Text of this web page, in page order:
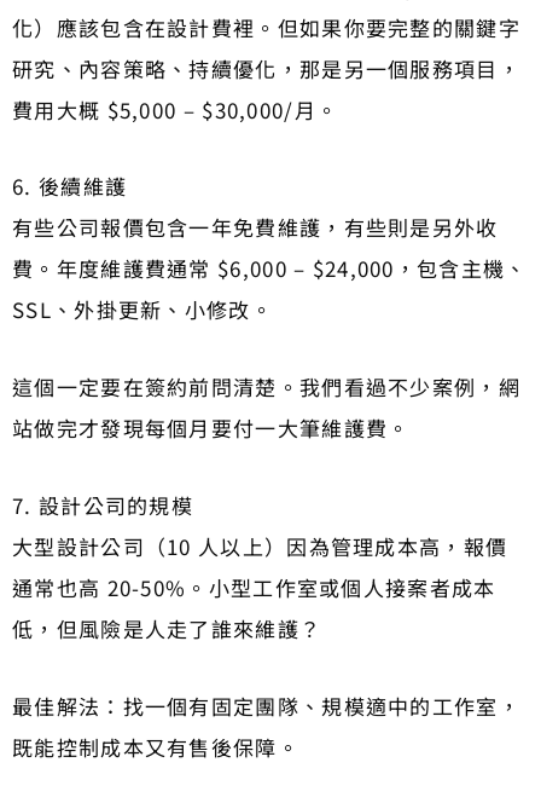
化）應該包含在設計費裡。但如果你要完整的關鍵字
研究、內容策略、持續優化，那是另一個服務項目，
費用大概 $5,000 – $30,000/月。
6. 後續維護
有些公司報價包含一年免費維護，有些則是另外收
費。年度維護費通常 $6,000 – $24,000，包含主機、
SSL、外掛更新、小修改。
這個一定要在簽約前問清楚。我們看過不少案例，網
站做完才發現每個月要付一大筆維護費。
7. 設計公司的規模
大型設計公司（10 人以上）因為管理成本高，報價
通常也高 20-50%。小型工作室或個人接案者成本
低，但風險是人走了誰來維護？
最佳解法：找一個有固定團隊、規模適中的工作室，
既能控制成本又有售後保障。